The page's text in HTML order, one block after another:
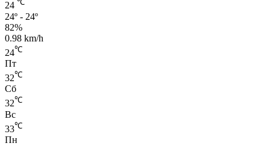
24 ℃
24º - 24º
82%
0.98 km/h
24℃
Пт
32℃
Сб
32℃
Вс
33℃
Пн